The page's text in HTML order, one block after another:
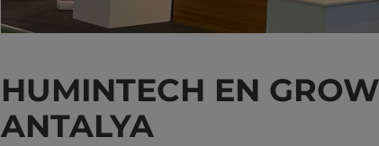
HUMINTECH EN
ANTALYA